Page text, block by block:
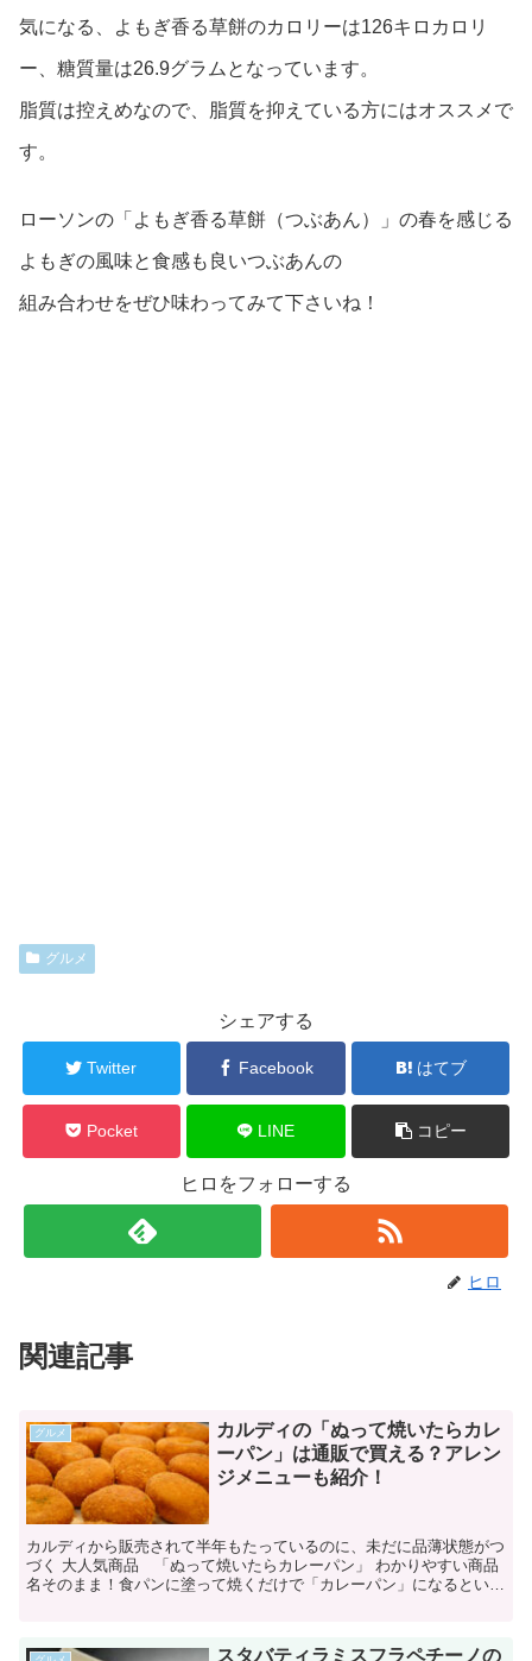
気になる、よもぎ香る草餅のカロリーは126キロカロリ
ー、糖質量は26.9グラムとなっています。
脂質は控えめなので、脂質を抑えている方にはオススメで
す。
ローソンの「よもぎ香る草餅（つぶあん）」の春を感じる
よもぎの風味と食感も良いつぶあんの
組み合わせをぜひ味わってみて下さいね！
グルメ
シェアする
Twitter Facebook はてブ
Pocket LINE コピー
ヒロをフォローする
ヒロ
関連記事
グルメ
カルディの「ぬって焼いたらカレ
ーパン」は通販で買える？アレン
ジメニューも紹介！
カルディから販売されて半年もたっているのに、未だに品薄状態がつ
づく 大人気商品 「ぬって焼いたらカレーパン」 わかりやすい商品
名そのまま！食パンに塗って焼くだけで「カレーパン」になるという
スタバティラミスフラペチーノの